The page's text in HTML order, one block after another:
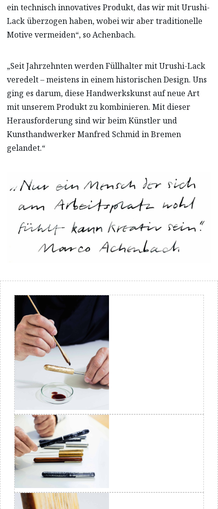
ein technisch innovatives Produkt, das wir mit Urushi-
Lack überzogen haben, wobei wir aber traditionelle
Motive vermeiden“, so Achenbach.
„Seit Jahrzehnten werden Füllhalter mit Urushi-Lack
veredelt – meistens in einem historischen Design. Uns
ging es darum, diese Handwerkskunst auf neue Art
mit unserem Produkt zu kombinieren. Mit dieser
Herausforderung sind wir beim Künstler und
Kunsthandwerker Manfred Schmid in Bremen
gelandet.“